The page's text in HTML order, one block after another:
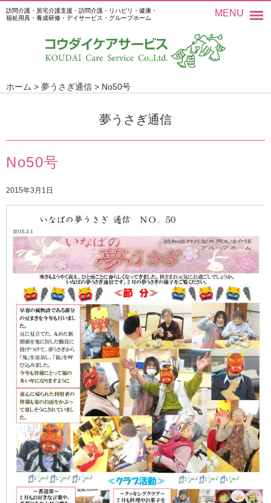
訪問介護・居宅介護支援・訪問介護・リハビリ・健康・
福祉用具・養成研修・デイサービス・グループホーム
MENU
ホーム > 夢うさぎ通信 > No50号
夢うさぎ通信
No50号
2015年3月1日